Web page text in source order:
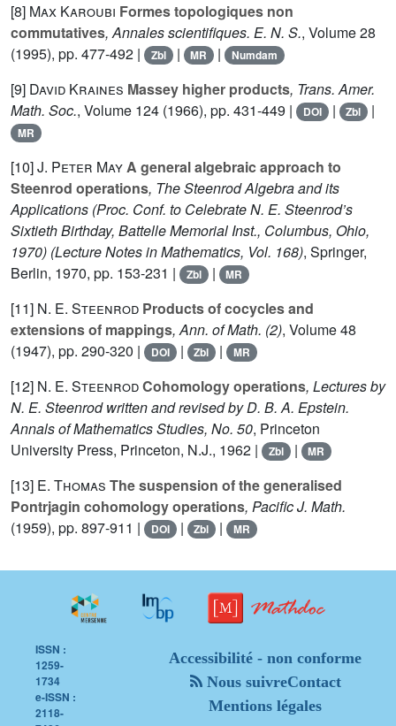
[8] Max Karoubi Formes topologiques non
commutatives, Annales scientifiques. E. N. S., Volume 28
(1995), pp. 477-492 |
Zbl | MR | Numdam
[9] David Kraines Massey higher products, Trans. Amer.
Math. Soc., Volume 124 (1966), pp. 431-449 | DOI | Zbl |
MR
[10]J. Peter MayA general algebraic approach to
Steenrod operations, The Steenrod Algebra and its
Applications (Proc. Conf. to Celebrate N. E. Steenrod’s
Sixtieth Birthday, Battelle Memorial Inst., Columbus, Ohio,
1970) (Lecture Notes in Mathematics, Vol. 168), Springer,
Berlin, 1970, pp. 153-231 |
Zbl | MR
[11] N. E. Steenrod Products of cocycles and
extensions of mappings, Ann. of Math. (2), Volume 48
(1947), pp. 290-320 |
DOI | Zbl | MR
[12] N. E. SteenrodCohomology operations, Lectures by
N. E. Steenrod written and revised by D. B. A. Epstein.
Annals of Mathematics Studies, No. 50, Princeton
University Press, Princeton, N.J., 1962 |
Zbl | MR
[13] E. Thomas The suspension of the generalised
Pontrjagin cohomology operations, Pacific J. Math.
(1959), pp. 897-911 |
DOI | Zbl | MR
ISSN :
1259-
1734
e-ISSN :
2118-
Accessibilité - non conforme
Nous suivreContact
Mentions légales